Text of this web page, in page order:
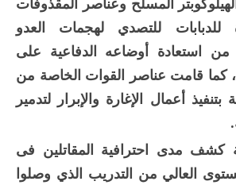
للدبابات للتصدي لهجمات العدو
استعادة أوضاعه الدفاعية على
كما قامت عناصر القوات الخاصة من
أعمال الإغارة والإبرار لتدمير
كشف مدى احترافية المقاتلين فى
العالي من التدريب الذي وصلوا